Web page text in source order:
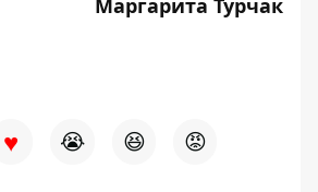
Маргарита Турчак
♥ 😭 😆 😡